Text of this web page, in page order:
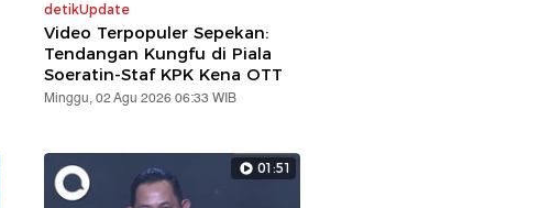
detikUpdate
Video Terpopuler Sepekan:
Tendangan Kungfu di Piala
Soeratin-Staf KPK Kena OTT
Minggu, 02 Agu 2026 06:33 WIB
01:51